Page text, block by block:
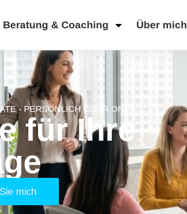
Beratung & Coaching Über mich
- PERSÖNLICH ODER ONLINE!
für Ihre
mich